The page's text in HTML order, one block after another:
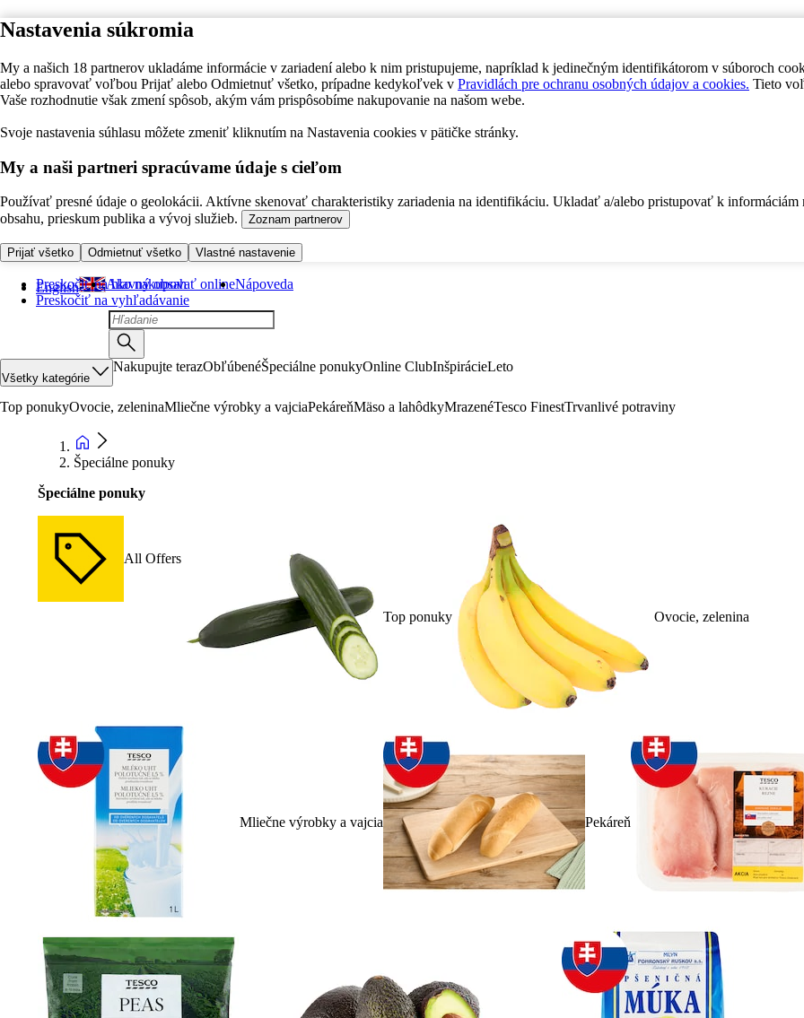
Nastavenia súkromia
My a našich 18 partnerov ukladáme informácie v zariadení alebo k nim pristupujeme, napríklad k jedinečným identifikátorom v súboroch
alebo spravovať voľbou Prijať alebo Odmietnuť všetko, prípadne kedykoľvek v Pravidlách pre ochranu osobných údajov a cookies. Tieto
Vaše rozhodnutie však zmení spôsob, akým vám prispôsobíme nakupovanie na našom webe.
Svoje nastavenia súhlasu môžete zmeniť kliknutím na Nastavenia cookies v pätičke stránky.
My a naši partneri spracúvame údaje s cieľom
Používať presné údaje o geolokácii. Aktívne skenovať charakteristiky zariadenia na identifikáciu. Ukladať a/alebo pristupovať k informáciám
obsahu, prieskum publika a vývoj služieb.
Zoznam partnerov
Prijať všetko Odmietnuť všetko Vlastné nastavenie
Preskočiť na hlavný obsah
Preskočiť na vyhľadávanie
English Ako nakupovať onlineNápoveda
Všetky kategórie
Nakupujte terazObľúbenéŠpeciálne ponukyOnline ClubInšpirácieLeto
Top ponukyOvocie, zeleninaMliečne výrobky a vajciaPekáreňMäso a lahôdkyMrazenéTesco FinestTrvanlivé potraviny
Špeciálne ponuky
Špeciálne ponuky
All Offers
Top ponuky Ovocie, zelenina
Mliečne výrobky a vajcia Pekáreň